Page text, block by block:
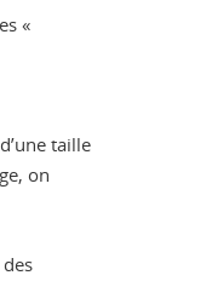
«
taille
on